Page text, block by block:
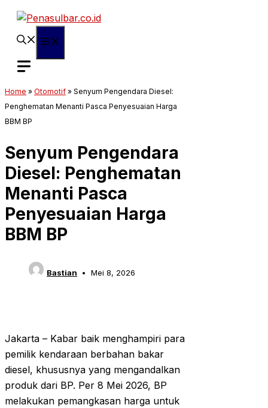
Langsung
Home » Otomotif » Senyum Pengendara Diesel:
Penghematan Menanti Pasca Penyesuaian Harga
BBM BP
Senyum Pengendara
Diesel: Penghematan
Menanti Pasca
Penyesuaian Harga
BBM BP
Bastian Mei 8, 2026
Jakarta – Kabar baik menghampiri para
pemilik kendaraan berbahan bakar
diesel, khususnya yang mengandalkan
produk dari BP. Per 8 Mei 2026, BP
melakukan pemangkasan harga untuk